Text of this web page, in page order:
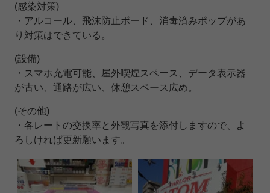
(感染対策)
・アルコール、飛沫防止ボード、消毒済みポップがあ
り対策はできている。
(設備)
・スマホ充電可能、屋外喫煙スペース、データ表示器
が古い、通路が広い、休憩スペース広め。
(その他)
・各レートの交換率と外観写真を添付しますので、よ
ろしければ更新願います。